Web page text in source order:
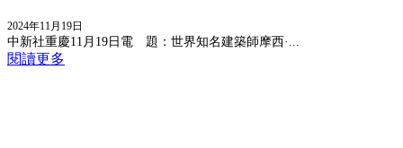
2024年11月19日
中新社重慶11月19日電 題：世界知名建築師摩西·...
閱讀更多